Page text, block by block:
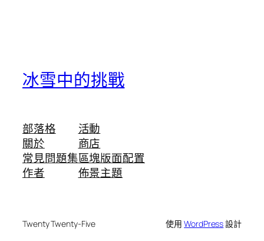
冰雪中的挑戰
部落格
關於
常見問題集
作者
活動
商店
區塊版面配置
佈景主題
Twenty Twenty-Five 使用WordPress設計